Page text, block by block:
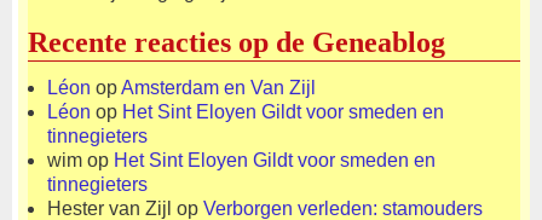
Recente reacties op de Geneablog
Léon opAmsterdam en Van Zijl
Léon op Het Sint Eloyen Gildt voor smeden en
tinnegieters
wim op Het Sint Eloyen Gildt voor smeden en
tinnegieters
Hester van Zijl op Verborgen verleden: stamouders